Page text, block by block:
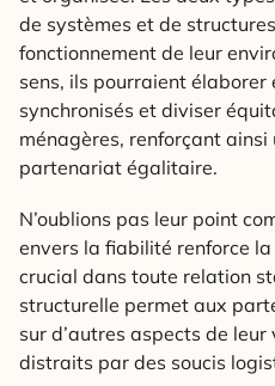
de systèmes et de
fonctionnement de leur
sens, ils pourraient élaborer
synchronisés et diviser
ménagères, renforçant ainsi
partenariat égalitaire.
N’oublions pas leur point
envers la fiabilité renforce
crucial dans toute relation
structurelle permet aux
sur d’autres aspects de
distraits par des soucis